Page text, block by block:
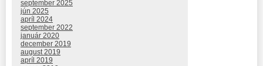
september 2025
jún 2025
apríl 2024
september 2022
január 2020
december 2019
august 2019
apríl 2019